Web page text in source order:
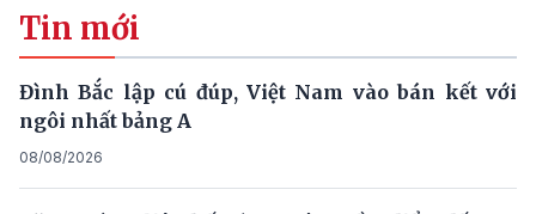
Tin mới
Đình Bắc lập cú đúp, Việt Nam vào bán kết với
ngôi nhất bảng A
08/08/2026